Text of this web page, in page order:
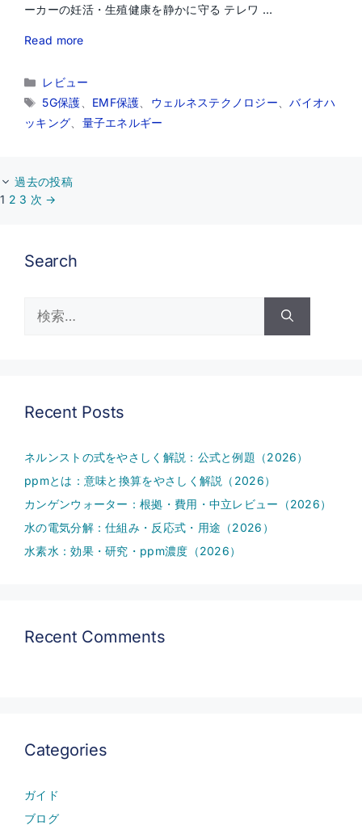
ーカーの妊活・生殖健康を静かに守る テレワ …
Read more
カ
テ
リ
レビュー
タ
グ
5G保護 EMF保護 ウェルネステクノロジー 、バイオハ
ッキング
量子エネルギー
過去の投稿
ペ
1 ペ
2 ペ
3 次 →
Search
索:
Recent Posts
ネルンストの式をやさしく解説：公式と例題（2026）
ppmとは：意味と換算をやさしく解説（2026）
カンゲンウォーター：根拠・費用・中立レビュー（2026）
水の電気分解：仕組み・反応式・用途（2026）
水素水：効果・研究・ppm濃度（2026）
Recent Comments
Categories
ガイド
ブログ